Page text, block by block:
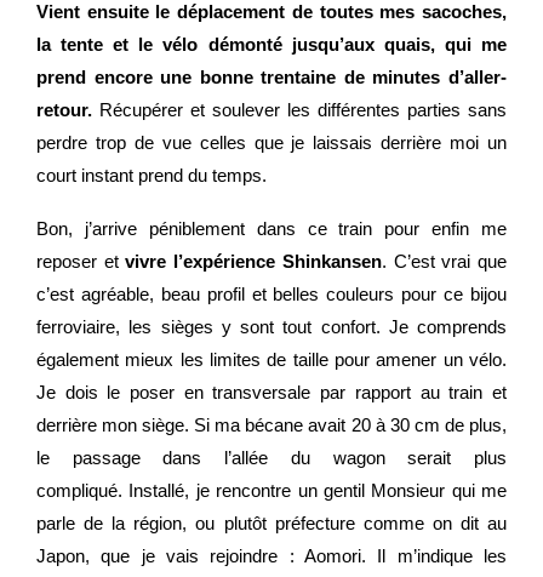
Vient ensuite le déplacement de toutes mes sacoches,
la tente et le vélo démonté jusqu’aux quais, qui me
prend encore une bonne trentaine de minutes d’aller-
retour. Récupérer et soulever les différentes parties sans
perdre trop de vue celles que je laissais derrière moi un
court instant prend du temps.
Bon, j’arrive péniblement dans ce train pour enfin me
reposer etvivre l’expérience Shinkansen. C’est vrai que
c’est agréable, beau profil et belles couleurs pour ce bijou
ferroviaire, les sièges y sont tout confort. Je comprends
également mieux les limites de taille pour amener un vélo.
Je dois le poser en transversale par rapport au train et
derrière mon siège. Si ma bécane avait 20 à 30 cm de plus,
le passage dans l’allée du wagon serait plus
compliqué. Installé, je rencontre un gentil Monsieur qui me
parle de la région, ou plutôt préfecture comme on dit au
Japon, que je vais rejoindre : Aomori. Il m’indique les